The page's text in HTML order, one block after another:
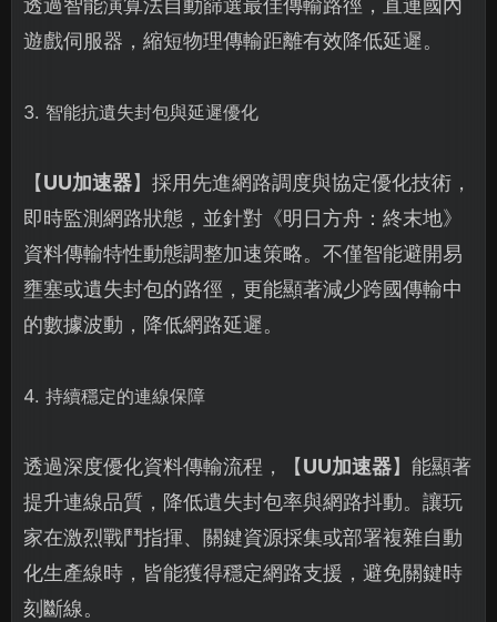
透過智能演算法自動篩選最佳傳輸路徑，直連國內
遊戲伺服器，縮短物理傳輸距離有效降低延遲。
3. 智能抗遺失封包與延遲優化
【UU加速器】採用先進網路調度與協定優化技術，
即時監測網路狀態，並針對《明日方舟：終末地》
資料傳輸特性動態調整加速策略。不僅智能避開易
壅塞或遺失封包的路徑，更能顯著減少跨國傳輸中
的數據波動，降低網路延遲。
4. 持續穩定的連線保障
透過深度優化資料傳輸流程，【UU加速器】能顯著
提升連線品質，降低遺失封包率與網路抖動。讓玩
家在激烈戰鬥指揮、關鍵資源採集或部署複雜自動
化生產線時，皆能獲得穩定網路支援，避免關鍵時
刻斷線。